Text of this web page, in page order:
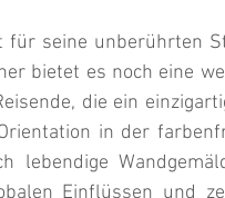
für seine unberührten
bietet es noch eine
die ein
lebendige
Einflüssen und